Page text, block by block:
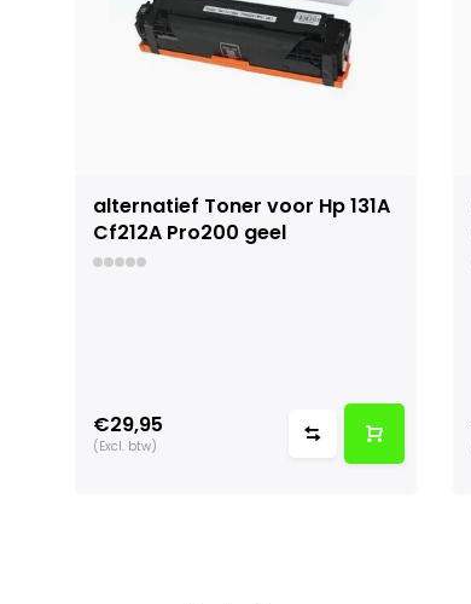
alternatief Toner voor Hp 131A
Cf212A Pro200 geel
€29,95
(Excl. btw)